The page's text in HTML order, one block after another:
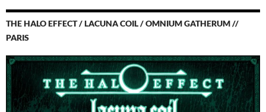
THE HALO EFFECT / LACUNA COIL / OMNIUM GATHERUM //
PARIS